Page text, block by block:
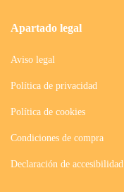
Apartado legal
Aviso legal
Política de privacidad
Política de cookies
Condiciones de compra
Declaración de accesibilidad